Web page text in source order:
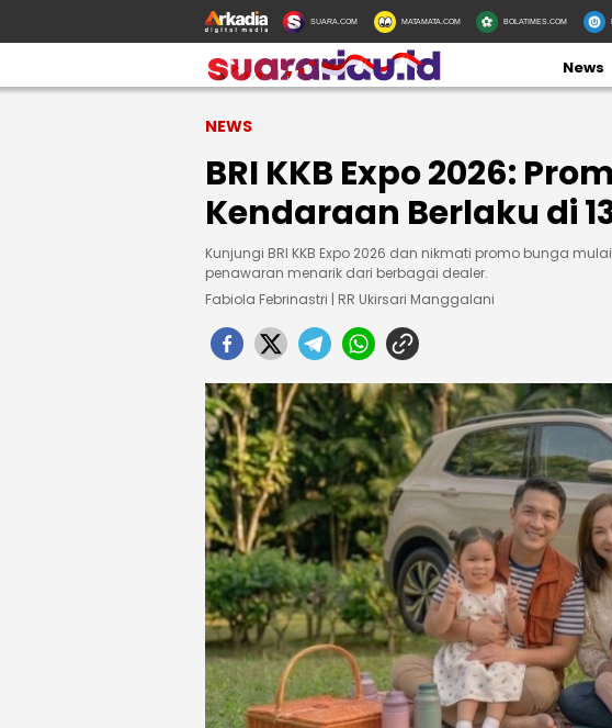
SUARA.COM MATAMATA.COM BOLATIMES.COM
News
NEWS
BRI KKB Expo 2026:
Kendaraan Berlaku di
Kunjungi BRI KKB Expo 2026 dan nikmati promo bunga mulai
penawaran menarik dari berbagai dealer.
Fabiola Febrinastri | RR Ukirsari Manggalani